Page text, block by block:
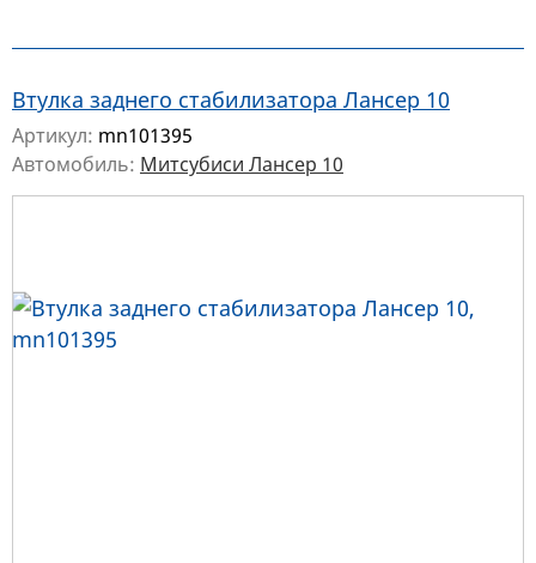
Втулка заднего стабилизатора Лансер 10
Артикул: mn101395
Автомобиль: Митсубиси Лансер 10